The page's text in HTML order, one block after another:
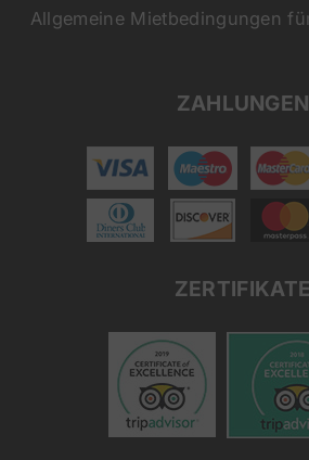
Allgemeine Mietbedingungen
ZAHLUNGEN
ZERTIFIKATE